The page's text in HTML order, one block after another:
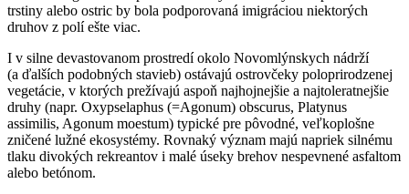
trstiny alebo ostric by bola podporovaná imigráciou niektorých
druhov z polí ešte viac.
I v silne devastovanom prostredí okolo Novomlýnskych nádrží
(a ďalších podobných stavieb) ostávajú ostrovčeky poloprirodzenej
vegetácie, v ktorých prežívajú aspoň najhojnejšie a najtoleratnejšie
druhy (napr. Oxypselaphus (=Agonum) obscurus, Platynus
assimilis, Agonum moestum) typické pre pôvodné, veľkoplošne
zničené lužné ekosystémy. Rovnaký význam majú napriek silnému
tlaku divokých rekreantov i malé úseky brehov nespevnené asfaltom
alebo betónom.